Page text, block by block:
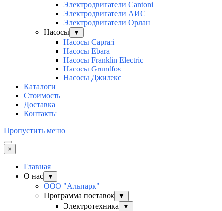
Электродвигатели Cantoni
Электродвигатели АИС
Электродвигатели Орлан
Насосы
▼
Насосы Caprari
Насосы Ebara
Насосы Franklin Electric
Насосы Grundfos
Насосы Джилекс
Каталоги
Стоимость
Доставка
Контакты
Пропустить меню
×
Главная
О нас
▼
ООО "Альпарк"
Программа поставок
▼
Электротехника ▼